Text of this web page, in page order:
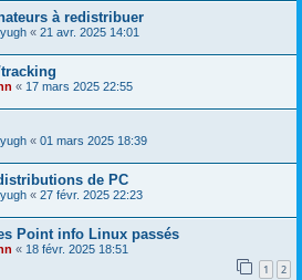
à redistribuer
« 21 avr. 2025 14:01
« 17 mars 2025 22:55
« 01 mars 2025 18:39
de PC
« 27 févr. 2025 22:23
Point info Linux passés
« 18 févr. 2025 18:51
1 2